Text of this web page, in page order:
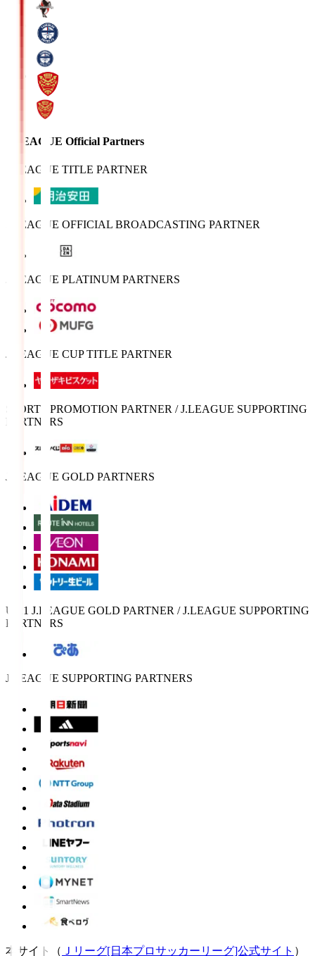
J.LEAGUE Official Partners
J.LEAGUE TITLE PARTNER
J.LEAGUE OFFICIAL BROADCASTING PARTNER
J.LEAGUE PLATINUM PARTNERS
J.LEAGUE CUP TITLE PARTNER
SPORTS PROMOTION PARTNER / J.LEAGUE SUPPORTING
PARTNERS
J.LEAGUE GOLD PARTNERS
U-21 J.LEAGUE GOLD PARTNER / J.LEAGUE SUPPORTING
PARTNERS
J.LEAGUE SUPPORTING PARTNERS
本サイト（ Ｊリーグ[日本プロサッカーリーグ]公式サイト ）